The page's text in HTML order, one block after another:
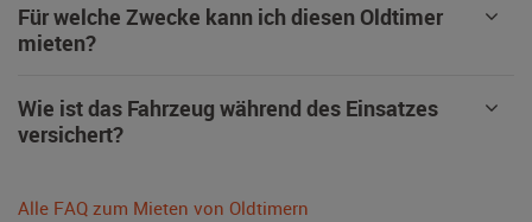
Für welche Zwecke kann ich diesen Oldtimer
mieten?
Wie ist das Fahrzeug während des Einsatzes
versichert?
Alle FAQ zum Mieten von Oldtimern